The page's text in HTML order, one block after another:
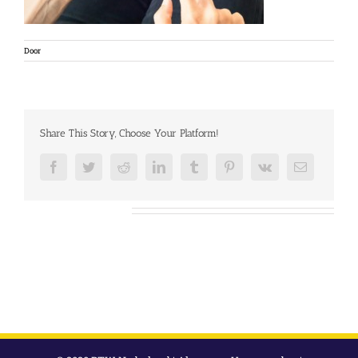
Door
Share This Story, Choose Your Platform!
FacebookTwitterRedditLinkedInTumblr PinterestVk
E-